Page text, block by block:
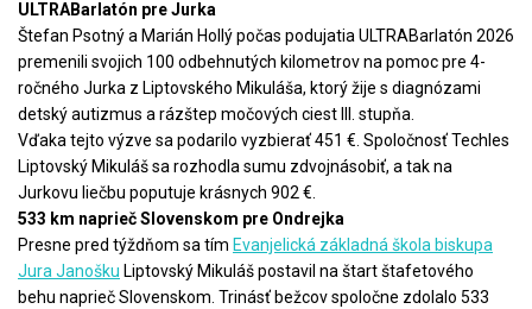
ULTRABarlatón pre Jurka
Štefan Psotný a Marián Hollý počas podujatia ULTRABarlatón 2026
premenili svojich 100 odbehnutých kilometrov na pomoc pre 4-
ročného Jurka z Liptovského Mikuláša, ktorý žije s diagnózami
detský autizmus a rázštep močových ciest III. stupňa.
Vďaka tejto výzve sa podarilo vyzbierať 451 €. Spoločnosť Techles
Liptovský Mikuláš sa rozhodla sumu zdvojnásobiť, a tak na
Jurkovu liečbu poputuje krásnych 902 €.
533 km naprieč Slovenskom pre Ondrejka
Presne pred týždňom sa tím Evanjelická základná škola biskupa
Jura Janošku Liptovský Mikuláš postavil na štart štafetového
behu naprieč Slovenskom. Trinásť bežcov spoločne zdolalo 533